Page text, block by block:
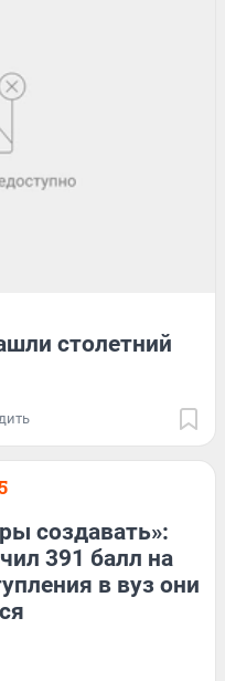
столетний
создавать»:
391 балл на
в вуз они